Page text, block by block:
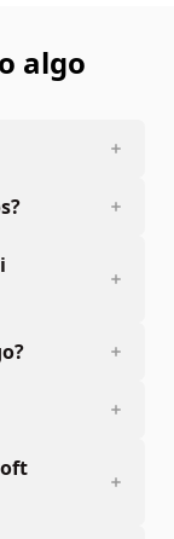
algo